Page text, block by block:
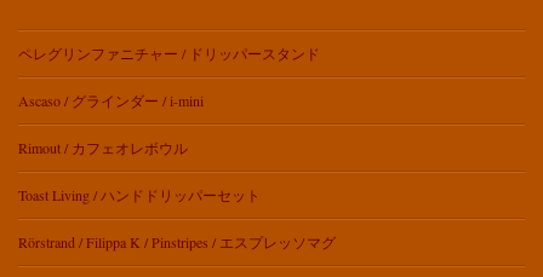
ペレグリンファニチャー / ドリッパースタンド
Ascaso / グラインダー / i-mini
Rimout / カフェオレボウル
Toast Living / ハンドドリッパーセット
Rörstrand / Filippa K / Pinstripes / エスプレッソマグ